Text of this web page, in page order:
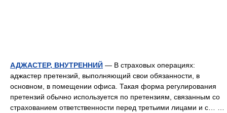
АДЖАСТЕР, ВНУТРЕННИЙ — В страховых операциях:
аджастер претензий, выполняющий свои обязанности, в
основном, в помещении офиса. Такая форма регулирования
претензий обычно используется по претензиям, связанным со
страхованием ответственности перед третьими лицами и с… …